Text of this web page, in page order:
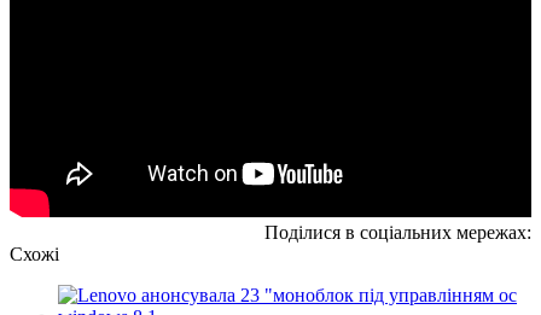
Поділися в соціальних мережах:
Схожі